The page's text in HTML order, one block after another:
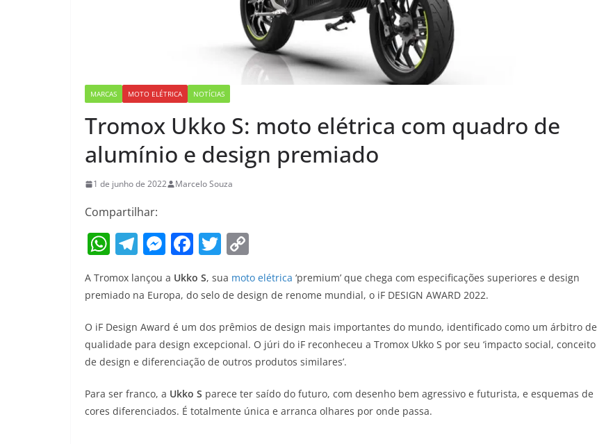
MARCAS MOTO ELÉTRICA NOTÍCIAS
Tromox Ukko S: moto elétrica com quadro de
alumínio e design premiado
1 de junho de 2022 Marcelo Souza
Compartilhar:
W
at
A
p
p
T
e
a
m
M
ss
e
n
g
F
c
b
o
k
T
itt p
y
Li
n
k
A Tromox lançou a Ukko S, sua moto elétrica ‘premium’ que chega com especificações superiores e design
premiado na Europa, do selo de design de renome mundial, o iF DESIGN AWARD 2022.
O iF Design Award é um dos prêmios de design mais importantes do mundo, identificado como um árbitro de
qualidade para design excepcional. O júri do iF reconheceu a Tromox Ukko S por seu ‘impacto social, conceito
de design e diferenciação de outros produtos similares’.
Para ser franco, a Ukko S parece ter saído do futuro, com desenho bem agressivo e futurista, e esquemas de
cores diferenciados. É totalmente única e arranca olhares por onde passa.